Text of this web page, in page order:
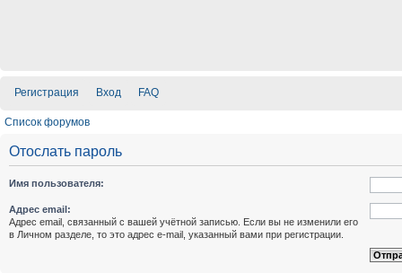
Регистрация Вход FAQ
Список форумов
Отослать пароль
Имя пользователя:
Адрес email:
Адрес email, связанный с вашей учётной записью. Если вы не изменили его
в Личном разделе, то это адрес e-mail, указанный вами при регистрации.